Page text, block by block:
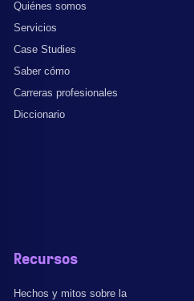
Quiénes somos
Servicios
Case Studies
Saber cómo
Carreras profesionales
Diccionario
Recursos
Hechos y mitos sobre la